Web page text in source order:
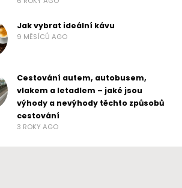
Jak vybrat ideální kávu
9 MĚSÍCŮ AGO
Cestování autem, autobusem,
vlakem a letadlem – jaké jsou
výhody a nevýhody těchto způsobů
cestování
3 ROKY AGO